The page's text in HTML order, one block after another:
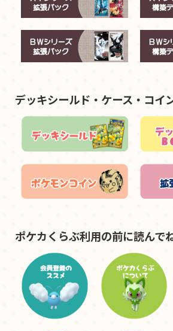
デッキシールド・ケース・コイ
ポケカくらぶ利用の前に読んで